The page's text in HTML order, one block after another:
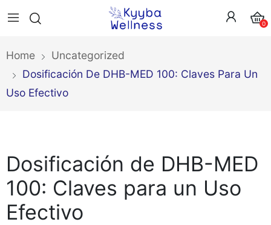
0
Home
Uncategorized
Dosificación De DHB-MED 100: Claves Para Un
Uso Efectivo
Dosificación de DHB-MED
100: Claves para un Uso
Efectivo